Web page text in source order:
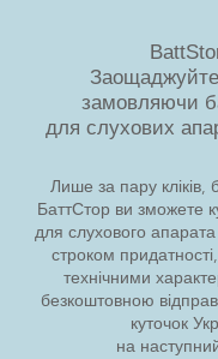
замовляючи
для слухових
Лише за пару кліків,
БаттСтор ви зможете
для слухового
строком
технічними
безкоштовною
куточок
на